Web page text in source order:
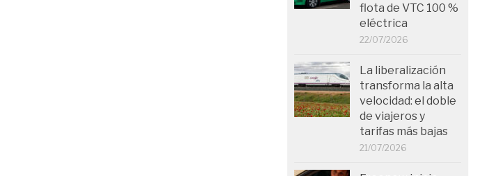
flota de VTC 100 %
eléctrica
22/07/2026
La liberalización
transforma la alta
velocidad: el doble
de viajeros y
tarifas más bajas
21/07/2026